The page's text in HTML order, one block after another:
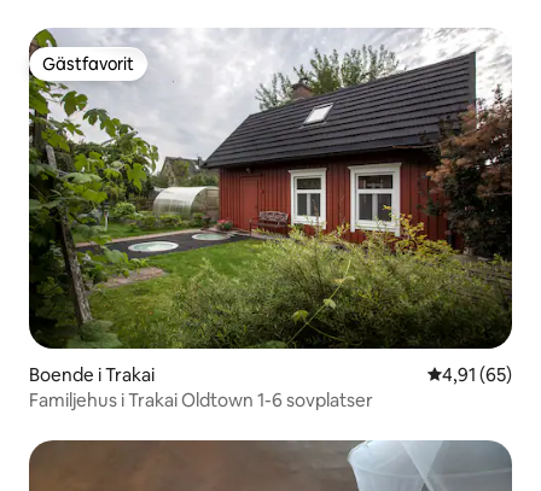
Gästfavorit
Gästfavorit
Boende i Trakai 4,91 av 5 i
4,91 (65)
Familjehus i Trakai Oldtown 1-6 sovplatser